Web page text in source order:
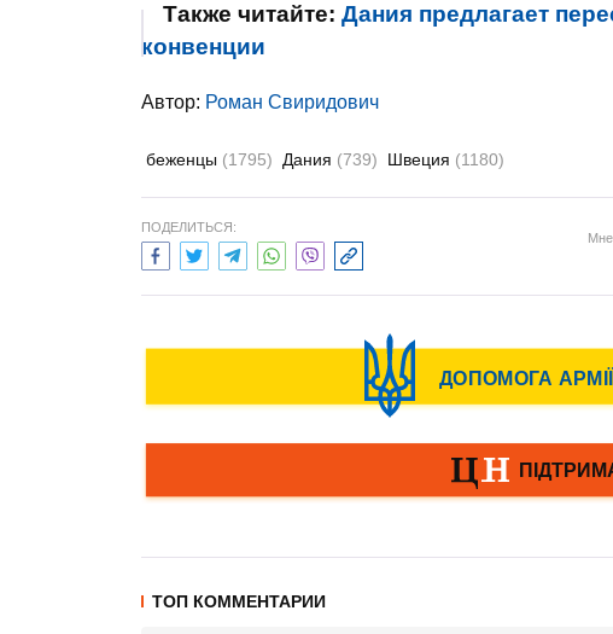
Также читайте: Дания предлагает
конвенции
Автор: Роман Свиридович
беженцы (1795) Дания (739) Швеция (1180)
ПОДЕЛИТЬСЯ:
Мне
ТОП КОММЕНТАРИИ